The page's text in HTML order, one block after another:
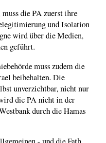
die PA zuerst ihre
und Isolation
wird über die Medien,
geführt.
muss zudem die
beibehalten. Die
unverzichtbar, nicht nur
die PA nicht in der
durch die Hamas